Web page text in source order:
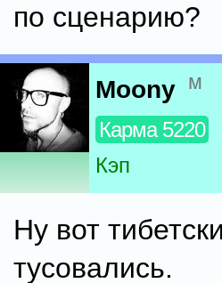
по сценарию?
Moony м
Карма 5220
Кэп
Ну вот
тусовались.